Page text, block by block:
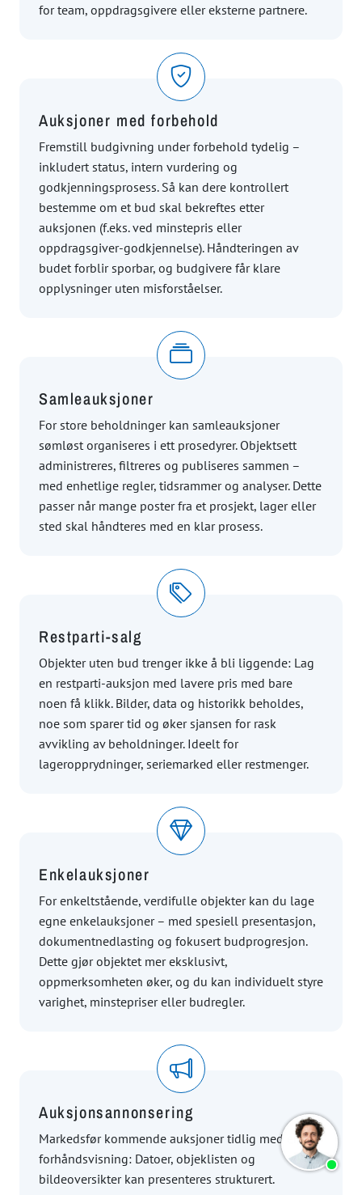
for team, oppdragsgivere eller eksterne partnere.
Auksjoner med forbehold
Fremstill budgivning under forbehold tydelig –
inkludert status, intern vurdering og
godkjenningsprosess. Så kan dere kontrollert
bestemme om et bud skal bekreftes etter
auksjonen (f.eks. ved minstepris eller
oppdragsgiver-godkjennelse). Håndteringen av
budet forblir sporbar, og budgivere får klare
opplysninger uten misforståelser.
Samleauksjoner
For store beholdninger kan samleauksjoner
sømløst organiseres i ett prosedyrer. Objektsett
administreres, filtreres og publiseres sammen –
med enhetlige regler, tidsrammer og analyser. Dette
passer når mange poster fra et prosjekt, lager eller
sted skal håndteres med en klar prosess.
Restparti-salg
Objekter uten bud trenger ikke å bli liggende: Lag
en restparti-auksjon med lavere pris med bare
noen få klikk. Bilder, data og historikk beholdes,
noe som sparer tid og øker sjansen for rask
avvikling av beholdninger. Ideelt for
lageropprydninger, seriemarked eller restmenger.
Enkelauksjoner
For enkeltstående, verdifulle objekter kan du lage
egne enkelauksjoner – med spesiell presentasjon,
dokumentnedlasting og fokusert budprogresjon.
Dette gjør objektet mer eksklusivt,
oppmerksomheten øker, og du kan individuelt styre
varighet, minstepriser eller budregler.
Auksjonsannonsering
Markedsfør kommende auksjoner tidlig med en
forhåndsvisning: Datoer, objeklisten og
bildeoversikter kan presenteres strukturert.